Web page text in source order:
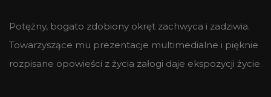
Potężny, bogato zdobiony okręt zachwyca i zadziwia.
Towarzyszące mu prezentacje multimedialne i pięknie
rozpisane opowieści z życia załogi daje ekspozycji życie.